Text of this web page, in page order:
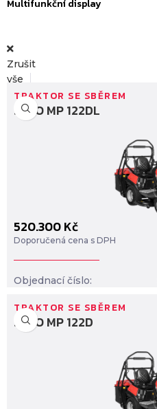
Multifunkční display
Profi
Zrušit
vše
SECO MP 122DL
TRAKTOR SE SBĚREM
520.300Kč
Doporučená cena s DPH
Objednací číslo:
SECO MP 122D
TRAKTOR SE SBĚREM